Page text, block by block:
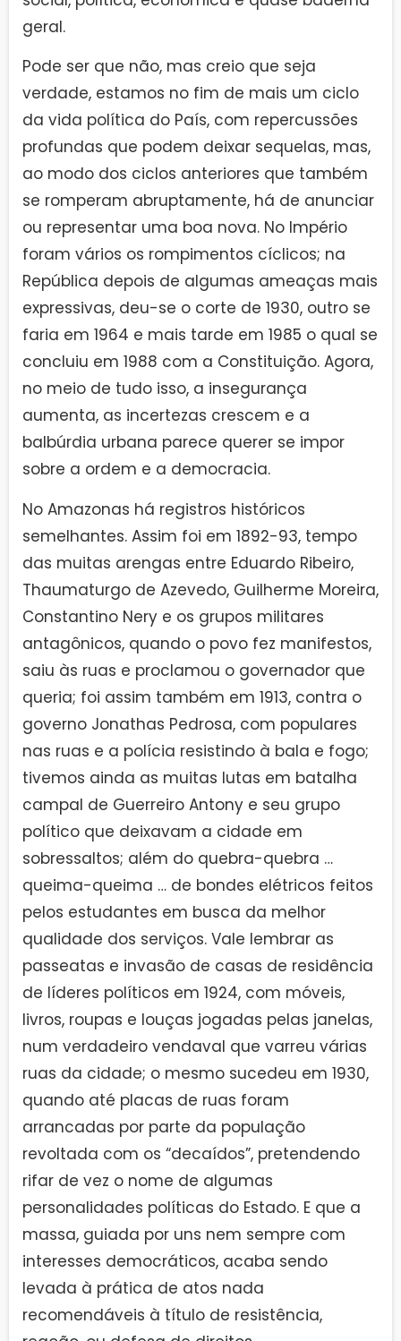
geral.
Pode ser que não, mas creio que seja
verdade, estamos no fim de mais um ciclo
da vida política do País, com repercussões
profundas que podem deixar sequelas, mas,
ao modo dos ciclos anteriores que também
se romperam abruptamente, há de anunciar
ou representar uma boa nova. No Império
foram vários os rompimentos cíclicos; na
República depois de algumas ameaças mais
expressivas, deu-se o corte de 1930, outro se
faria em 1964 e mais tarde em 1985 o qual se
concluiu em 1988 com a Constituição. Agora,
no meio de tudo isso, a insegurança
aumenta, as incertezas crescem e a
balbúrdia urbana parece querer se impor
sobre a ordem e a democracia.
No Amazonas há registros históricos
semelhantes. Assim foi em 1892-93, tempo
das muitas arengas entre Eduardo Ribeiro,
Thaumaturgo de Azevedo, Guilherme Moreira,
Constantino Nery e os grupos militares
antagônicos, quando o povo fez manifestos,
saiu às ruas e proclamou o governador que
queria; foi assim também em 1913, contra o
governo Jonathas Pedrosa, com populares
nas ruas e a polícia resistindo à bala e fogo;
tivemos ainda as muitas lutas em batalha
campal de Guerreiro Antony e seu grupo
político que deixavam a cidade em
sobressaltos; além do quebra-quebra …
queima-queima … de bondes elétricos feitos
pelos estudantes em busca da melhor
qualidade dos serviços. Vale lembrar as
passeatas e invasão de casas de residência
de líderes políticos em 1924, com móveis,
livros, roupas e louças jogadas pelas janelas,
num verdadeiro vendaval que varreu várias
ruas da cidade; o mesmo sucedeu em 1930,
quando até placas de ruas foram
arrancadas por parte da população
revoltada com os “decaídos”, pretendendo
rifar de vez o nome de algumas
personalidades políticas do Estado. E que a
massa, guiada por uns nem sempre com
interesses democráticos, acaba sendo
levada à prática de atos nada
recomendáveis à título de resistência,